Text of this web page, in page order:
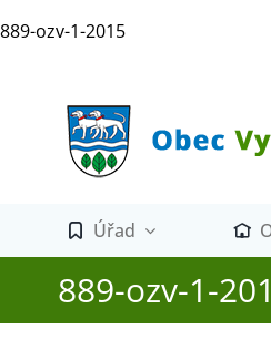
na
889-ozv-1-2015
Úřad
889-ozv-1-